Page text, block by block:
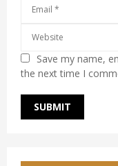
Save my name,
the next time I